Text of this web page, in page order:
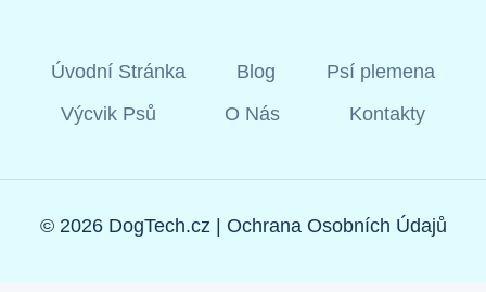
Úvodní Stránka Blog
Psí plemena
Výcvik Psů
O Nás Kontakty
© 2026 DogTech.cz | Ochrana Osobních Údajů